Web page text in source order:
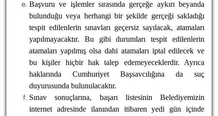
Başvuru ve işlemler sırasında gerçeğe aykırı beyanda
bulunduğu veya herhangi bir şekilde gerçeği sakladığı
tespit edilenlerin sınavları geçersiz sayılacak, atamaları
yapılmayacaktır. Bu gibi durumları tespit edilenlerin
atamaları yapılmış olsa dahi atamaları iptal edilecek ve
bu kişiler hiçbir hak talep edemeyeceklerdir. Ayrıca
haklarında Cumhuriyet Başsavcılığına da suç
duyurusunda bulunulacaktır.
Sınav sonuçlarına, başarı listesinin Belediyemizin
internet adresinde ilanından itibaren yedi gün içinde